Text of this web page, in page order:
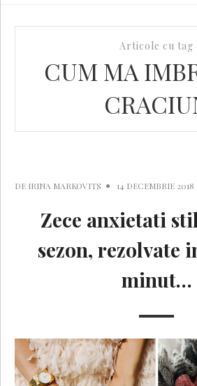
Articole cu tag
CUM MA
DE IRINA MARKOVITS 14 DECEMBRIE 2018
Zece anxietati
sezon, rezolvate
minut…